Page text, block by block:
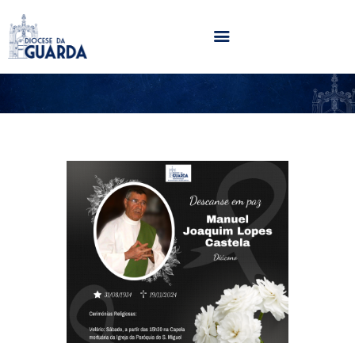
HOME
PARÓQUIAS
NOTÍCIAS
AGENDA
MULTIMÉDIA
SENTIR COM A IGREJA
CONTACTOS